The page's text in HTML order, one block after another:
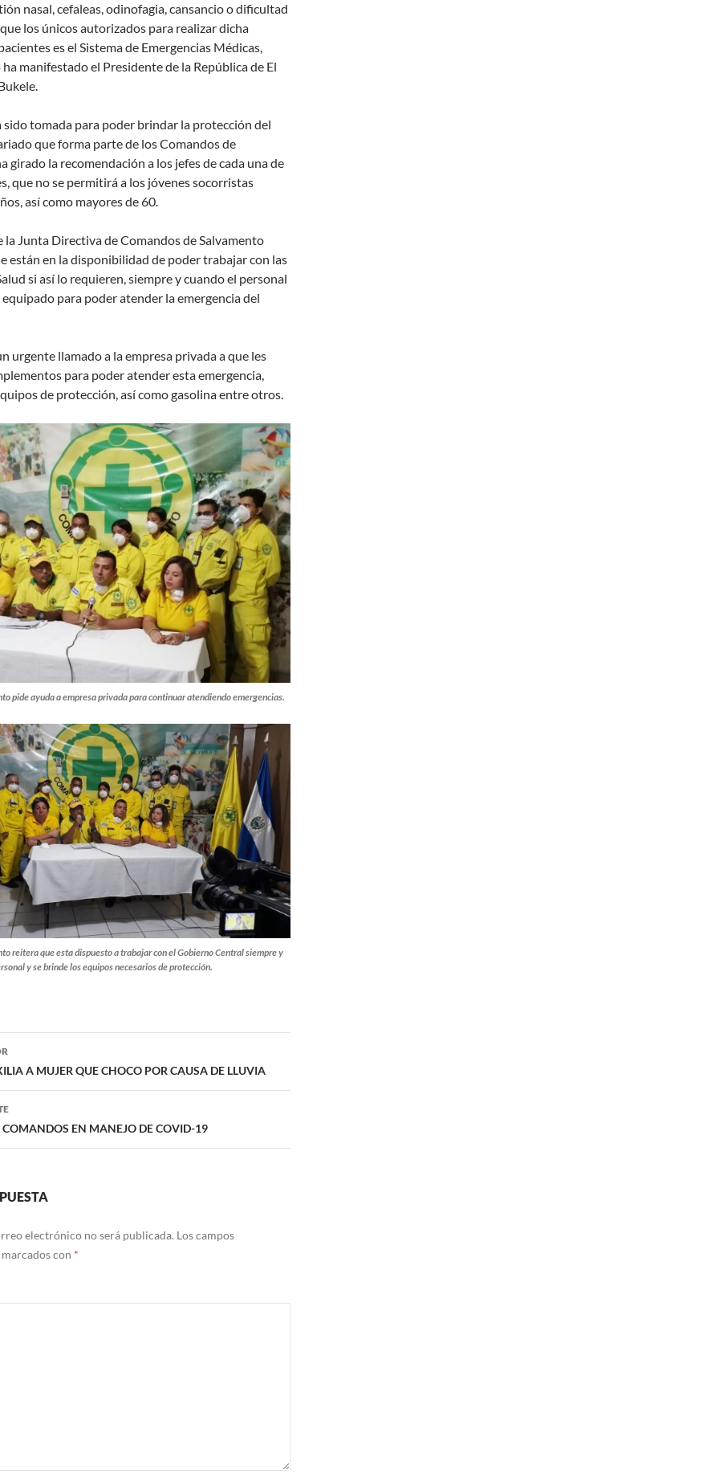
nasal, cefaleas, odinofagia, cansancio o dificultad
los únicos autorizados para realizar dicha
es el Sistema de Emergencias Médicas,
manifestado el Presidente de la República de El
sido tomada para poder brindar la protección del
que forma parte de los Comandos de
girado la recomendación a los jefes de cada una de
que no se permitirá a los jóvenes socorristas
así como mayores de 60.
la Junta Directiva de Comandos de Salvamento
están en la disponibilidad de poder trabajar con las
si así lo requieren, siempre y cuando el personal
para poder atender la emergencia del
urgente llamado a la empresa privada a que les
para poder atender esta emergencia,
de protección, así como gasolina entre otros.
pide ayuda a empresa privada para continuar atendiendo emergencias.
reitera que esta dispuesto a trabajar con el Gobierno Central siempre y
y se brinde los equipos necesarios de protección.
A MUJER QUE CHOCO POR CAUSA DE LLUVIA
COMANDOS EN MANEJO DE COVID-19
electrónico no será publicada. Los campos
con *